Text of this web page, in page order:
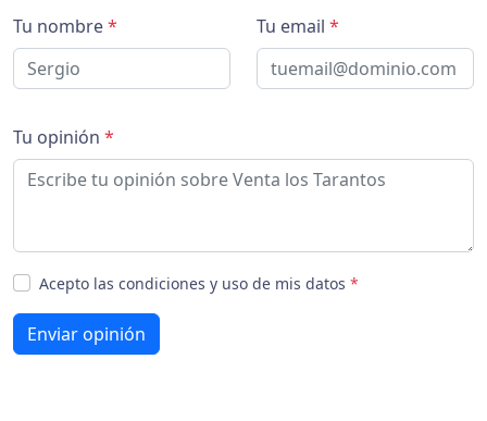
Tu nombre* Tu email *
Tu opinión *
Acepto las condiciones y uso de mis datos *
Enviar opinión